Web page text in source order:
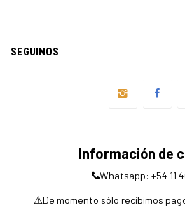
SEGUINOS
Información de
Whatsapp: +54 11
⚠️De momento sólo recibimos